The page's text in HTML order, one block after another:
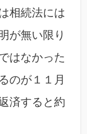
相続法には
が無い限り
はなかった
のが１１月
済すると約